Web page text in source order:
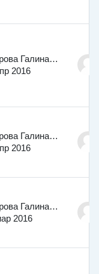
Кедрова Галина Евгеньевна
2016
Кедрова Галина Евгеньевна
2016
Кедрова Галина Евгеньевна
2016